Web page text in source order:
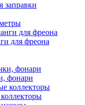
заправки
для фреона
фонари